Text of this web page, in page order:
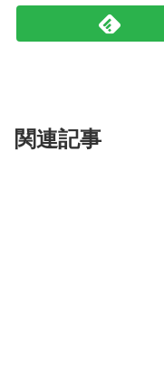
関連記事